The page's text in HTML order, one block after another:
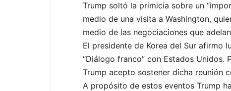
Trump soltó la primicia sobre un
medio de una visita a Washington,
medio de las negociaciones que
El presidente de Korea del Sur afirmo
“Diálogo franco” con Estados Unidos.
Trump acepto sostener dicha reunión
A propósito de estos eventos Trump